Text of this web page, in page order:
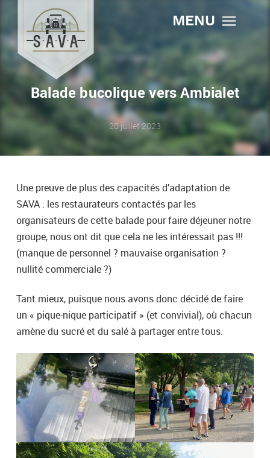
MENU
Balade bucolique vers Ambialet
20 juillet 2023
Une preuve de plus des capacités d’adaptation de
SAVA : les restaurateurs contactés par les
organisateurs de cette balade pour faire déjeuner notre
groupe, nous ont dit que cela ne les intéressait pas !!!
(manque de personnel ? mauvaise organisation ?
nullité commerciale ?)
Tant mieux, puisque nous avons donc décidé de faire
un « pique-nique participatif » (et convivial), où chacun
amène du sucré et du salé à partager entre tous.